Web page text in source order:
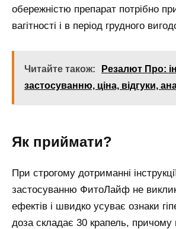
обережністю препарат потрібно
вагітності і в період грудного
Читайте також:
Резалют Про:
застосуванню, ціна, відгуки,
Як приймати?
При строгому дотриманні
застосуванню ФитоЛайф не
ефектів і швидко усуває ознаки
доза складає 30 крапель, причому